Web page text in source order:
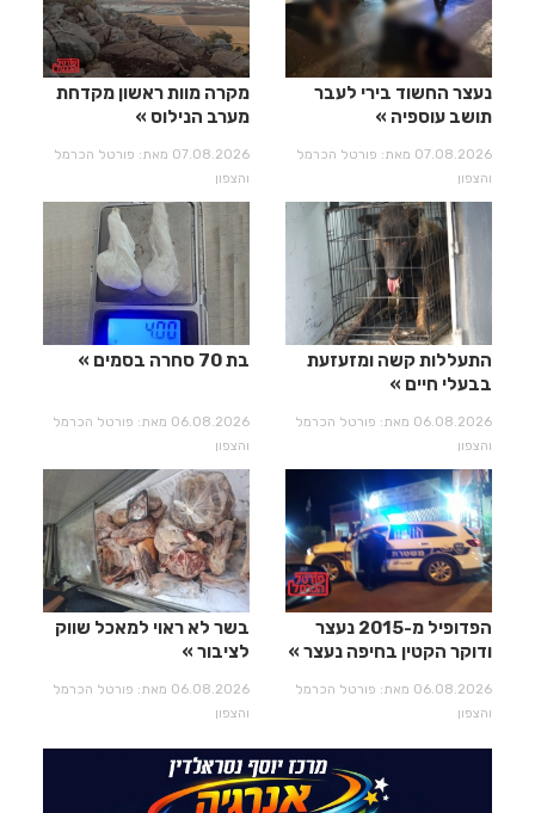
נעצר החשוד בירי לעבר
תושב עוספיה
07.08.2026 מאת: פורטל הכרמל
והצפון
מקרה מוות ראשון מקדחת
מערב הנילוס
07.08.2026 מאת: פורטל הכרמל
והצפון
התעללות קשה ומזעזעת
בבעלי חיים
06.08.2026 מאת: פורטל הכרמל
והצפון
בת 70 סחרה בסמים
06.08.2026 מאת: פורטל הכרמל
והצפון
הפדופיל מ-2015 נעצר
ודוקר הקטין בחיפה נעצר
06.08.2026 מאת: פורטל הכרמל
והצפון
בשר לא ראוי למאכל שווק
לציבור
06.08.2026 מאת: פורטל הכרמל
והצפון